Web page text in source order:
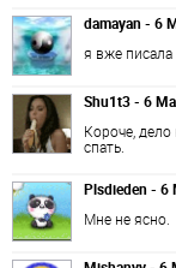
damayan - 6
я вже писала
Shu1t3 - 6
Короче,
спать.
Plsdieden - 6
Мне не ясно.